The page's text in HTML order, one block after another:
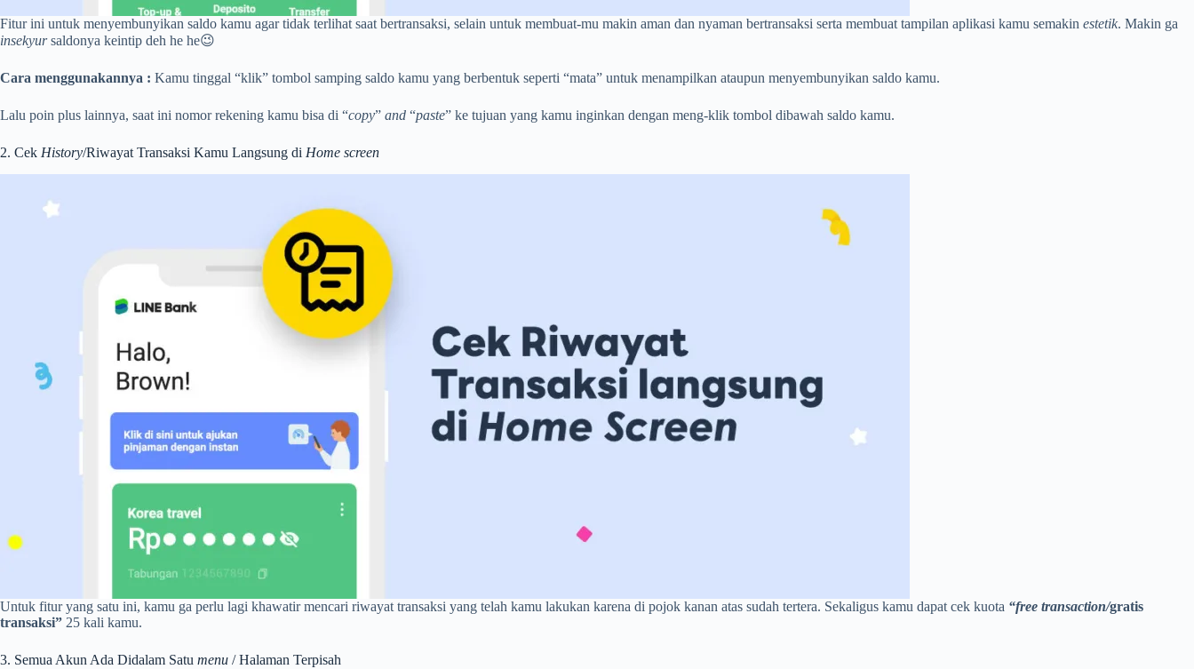
Fitur ini untuk menyembunyikan saldo kamu agar tidak terlihat saat bertransaksi, selain untuk membuat-mu makin aman dan nyaman bertransaksi serta membuat tampilan aplikasi kamu semakin estetik. Makin ga
insekyursaldonya keintip deh he he😉
Cara menggunakannya : Kamu tinggal “klik” tombol samping saldo kamu yang berbentuk seperti “mata” untuk menampilkan ataupun menyembunyikan saldo kamu.
Lalu poin plus lainnya, saat ini nomor rekening kamu bisa di “copy” and “paste” ke tujuan yang kamu inginkan dengan meng-klik tombol dibawah saldo kamu.
2. Cek History/Riwayat Transaksi Kamu Langsung di Home screen
Untuk fitur yang satu ini, kamu ga perlu lagi khawatir mencari riwayat transaksi yang telah kamu lakukan karena di pojok kanan atas sudah tertera. Sekaligus kamu dapat cek kuota “free transaction/gratis
transaksi” 25 kali kamu.
3. Semua Akun Ada Didalam Satu menu / Halaman Terpisah